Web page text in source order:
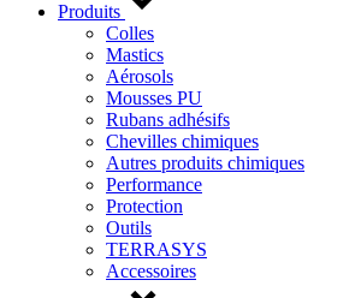
Produits
Colles
Mastics
Aérosols
Mousses PU
Rubans adhésifs
Chevilles chimiques
Autres produits chimiques
Performance
Protection
Outils
TERRASYS
Accessoires